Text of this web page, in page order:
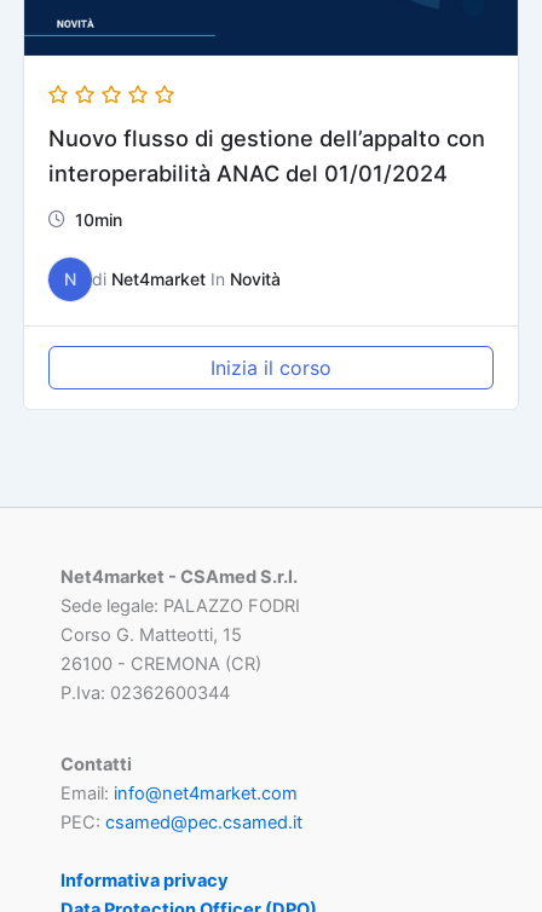
Nuovo flusso di gestione dell’appalto con
interoperabilità ANAC del 01/01/2024
10min
N di Net4marketIn Novità
Inizia il corso
Net4market - CSAmed S.r.l.
Sede legale: PALAZZO FODRI
Corso G. Matteotti, 15
26100 - CREMONA (CR)
P.Iva: 02362600344
Contatti
Email: info@net4market.com
PEC: csamed@pec.csamed.it
Informativa privacy